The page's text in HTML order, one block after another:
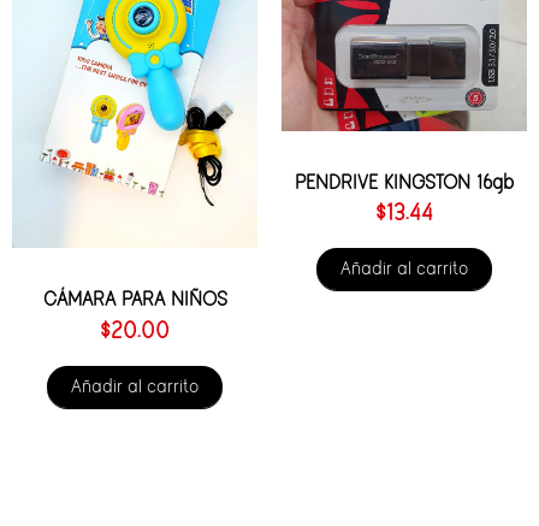
CÁMARA PARA NIÑOS
$20.00
Añadir al carrito
PENDRIVE KINGSTON 16gb
$13.44
Añadir al carrito